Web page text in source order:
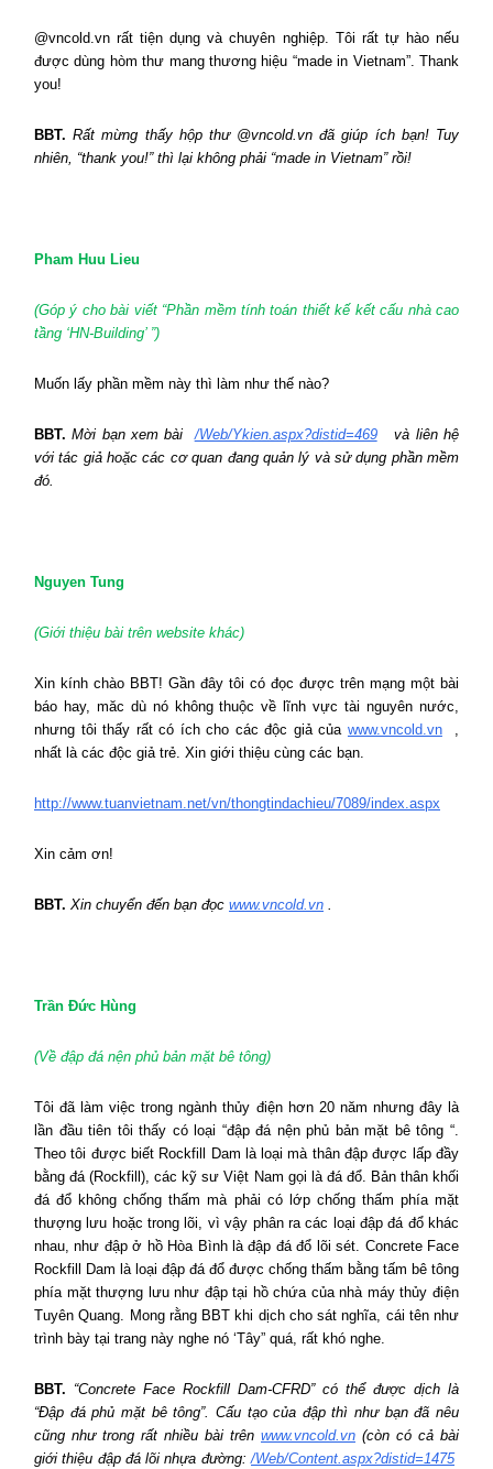
@vncold.vn rất tiện dụng và chuyên nghiệp. Tôi rất tự hào nếu
được dùng hòm thư mang thương hiệu “made in Vietnam”. Thank
you!
BBT.Rất mừng thấy hộp thư @vncold.vn đã giúp ích bạn! Tuy
nhiên, “thank you!” thì lại không phải “made in Vietnam” rồi!
Pham Huu Lieu
(Góp ý cho bài viết “Phần mềm tính toán thiết kế kết cấu nhà cao
tầng ‘HN-Building’ ”)
Muốn lấy phần mềm này thì làm như thế nào?
BBT.Mời bạn xem bài /Web/Ykien.aspx?distid=469
và liên hệ
với tác giả hoặc các cơ quan đang quản lý và sử dụng phần mềm
đó.
Nguyen Tung
(Giới thiệu bài trên website khác)
Xin kính chào BBT! Gần đây tôi có đọc được trên mạng một bài
báo hay, măc dù nó không thuộc về lĩnh vực tài nguyên nước,
nhưng tôi thấy rất có ích cho các độc giả của www.vncold.vn
,
nhất là các độc giả trẻ. Xin giới thiệu cùng các bạn.
http://www.tuanvietnam.net/vn/thongtindachieu/7089/index.aspx
Xin cảm ơn!
BBT. Xin chuyển đến bạn đọc www.vncold.vn .
Trần Đức Hùng
(Về đập đá nện phủ bản mặt bê tông)
Tôi đã làm việc trong ngành thủy điện hơn 20 năm nhưng đây là
lần đầu tiên tôi thấy có loại “đập đá nện phủ bản mặt bê tông “.
Theo tôi được biết Rockfill Dam là loại mà thân đập được lấp đầy
bằng đá (Rockfill), các kỹ sư Việt Nam gọi là đá đổ. Bản thân khối
đá đổ không chống thấm mà phải có lớp chống thấm phía mặt
thượng lưu hoặc trong lõi, vì vậy phân ra các loại đập đá đổ khác
nhau, như đập ở hồ Hòa Bình là đập đá đổ lõi sét. Concrete Face
Rockfill Dam là loại đập đá đổ được chống thấm bằng tấm bê tông
phía mặt thượng lưu như đập tại hồ chứa của nhà máy thủy điện
Tuyên Quang. Mong rằng BBT khi dịch cho sát nghĩa, cái tên như
trình bày tại trang này nghe nó ‘Tây” quá, rất khó nghe.
BBT. “Concrete Face Rockfill Dam-CFRD” có thể được dịch là
“Đập đá phủ mặt bê tông”. Cấu tạo của đập thì như bạn đã nêu
cũng như trong rất nhiều bài trên www.vncold.vn (còn có cả bài
giới thiệu đập đá lõi nhựa đường:/Web/Content.aspx?distid=1475